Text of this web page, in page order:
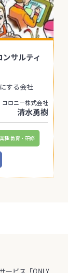
サルティ
する会社
コロニー株式会社
清水勇樹
業種:教育・研修